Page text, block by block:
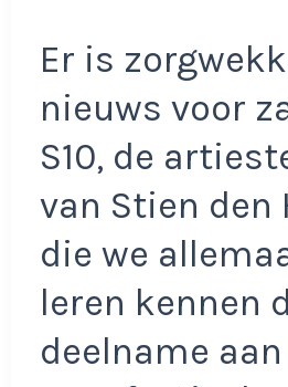
Er is
nieuws voor
S10, de
van Stien den
die we
leren kennen
deelname